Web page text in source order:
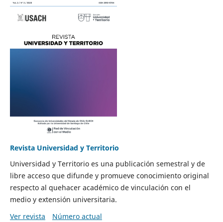
Revista Universidad y Territorio
Universidad y Territorio es una publicación semestral y de
libre acceso que difunde y promueve conocimiento original
respecto al quehacer académico de vinculación con el
medio y extensión universitaria.
Ver revista
Número actual